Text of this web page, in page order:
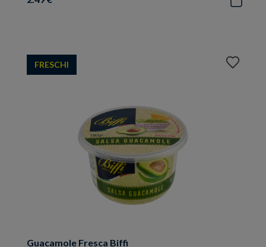
Guacamole Fresca Biffi
FRESCHI
Aggiungi